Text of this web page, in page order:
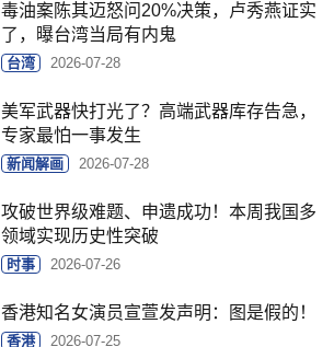
毒油案陈其迈怒问20%决策，卢秀燕证实
了，曝台湾当局有内鬼
台湾 2026-07-28
美军武器快打光了？高端武器库存告急，
专家最怕一事发生
新闻解画 2026-07-28
攻破世界级难题、申遗成功！本周我国多
领域实现历史性突破
时事 2026-07-26
香港知名女演员宣萱发声明：图是假的！
香港 2026-07-25